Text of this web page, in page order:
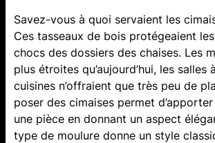
Savez-vous à quoi servaient les
Ces tasseaux de bois protégeaient
chocs des dossiers des chaises. Les
plus étroites qu’aujourd’hui, les salles
cuisines n’offraient que très peu de
poser des cimaises permet
une pièce en donnant un aspect
type de moulure donne un style